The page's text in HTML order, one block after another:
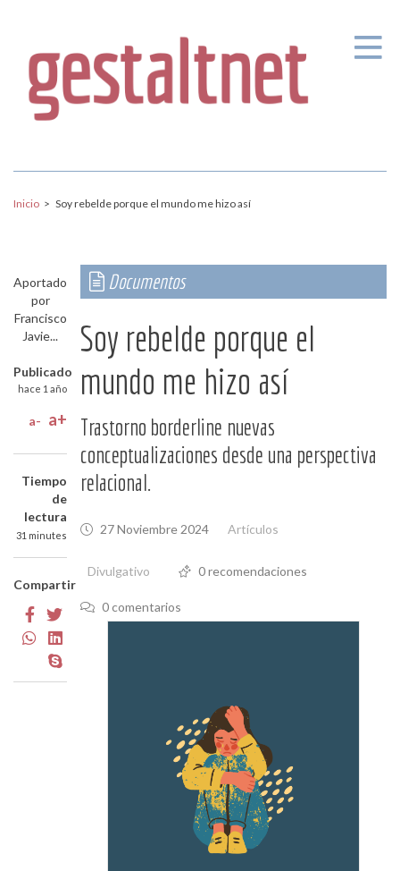
Inicio > Soy rebelde porque el mundo me hizo así
Aportado
por
Francisco
Javie...
Publicado
hace 1 año
a- a+
Tiempo
de
lectura
31 minutes
Compartir
Documentos
Soy rebelde porque el
mundo me hizo así
Trastorno borderline nuevas
conceptualizaciones desde una perspectiva
relacional.
27 Noviembre 2024 Artículos
Divulgativo 0 recomendaciones
0 comentarios